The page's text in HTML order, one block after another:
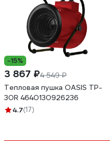
-15%
3 867 ₽4 549 ₽
Тепловая пушка OASIS TP-
30R 4640130926236
4.7(17)